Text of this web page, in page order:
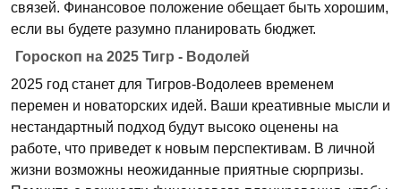
связей. Финансовое положение обещает быть хорошим,
если вы будете разумно планировать бюджет.
Гороскоп на 2025 Тигр - Водолей
2025 год станет для Тигров-Водолеев временем
перемен и новаторских идей. Ваши креативные мысли и
нестандартный подход будут высоко оценены на
работе, что приведет к новым перспективам. В личной
жизни возможны неожиданные приятные сюрпризы.